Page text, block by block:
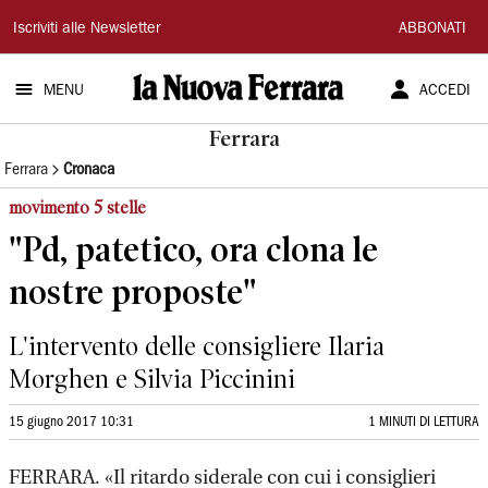
La
Nuova
Ferrara
Iscriviti alle Newsletter ABBONATI
MENU ACCEDI
Ferrara
Ferrara Cronaca
movimento 5 stelle
"Pd, patetico, ora clona le
nostre proposte"
L'intervento delle consigliere Ilaria
Morghen e Silvia Piccinini
15 giugno 2017 10:31 1 MINUTI DI LETTURA
FERRARA. «Il ritardo siderale con cui i consiglieri